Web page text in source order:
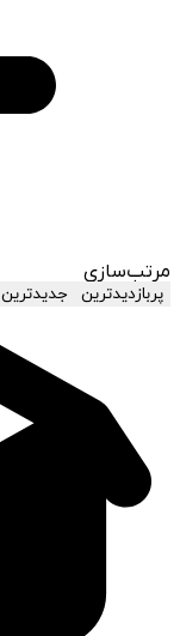
مرتب‌سازی
پربازدیدترین جدیدترین